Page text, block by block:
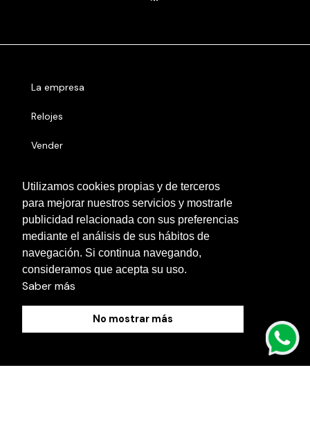
Utilizamos cookies propias y de terceros
para mejorar nuestros servicios y mostrarle
publicidad relacionada con sus preferencias
mediante el análisis de sus hábitos de
navegación. Si continua navegando,
consideramos que acepta su uso.
Saber más
No mostrar más
La empresa
Relojes
Vender
Otras localidades
Contacto
Blog